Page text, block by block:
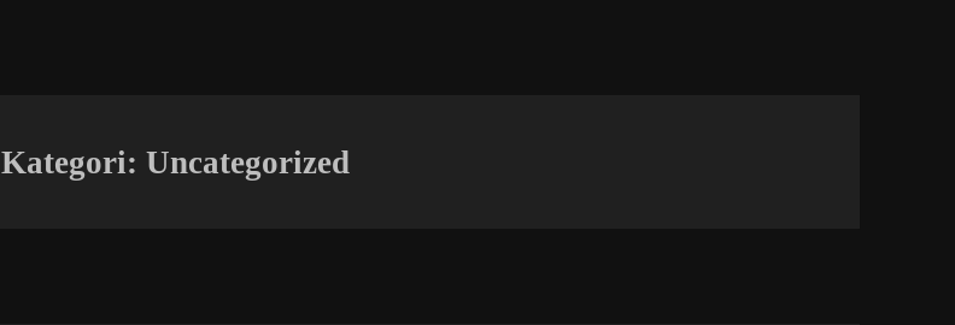
Kategori:Uncategorized